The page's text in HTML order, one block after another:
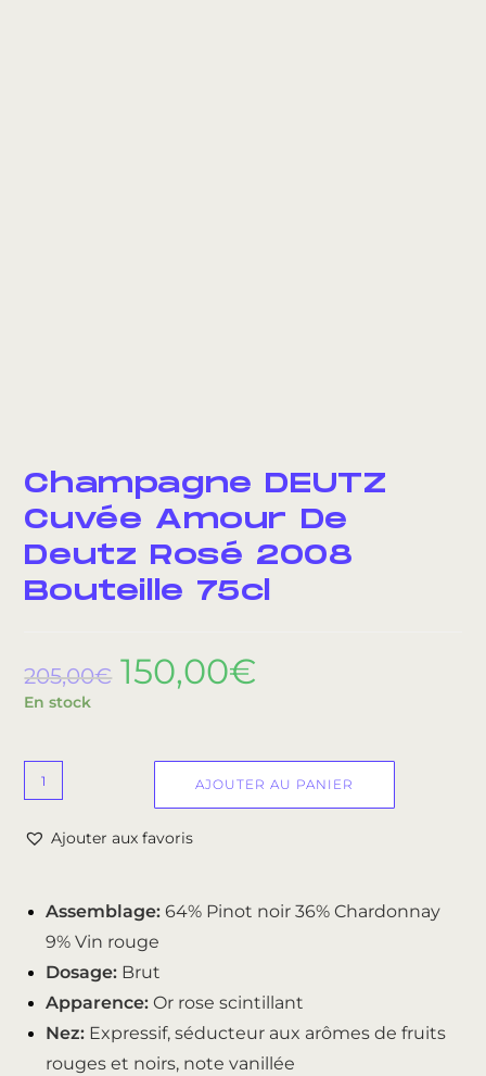
Champagne DEUTZ
Cuvée Amour De
Deutz Rosé 2008
Bouteille 75cl
205,00€ 150,00€
En stock
AJOUTER AU PANIER
Ajouter aux favoris
Assemblage:64% Pinot noir 36% Chardonnay
9% Vin rouge
Dosage: Brut
Apparence:Or rose scintillant
Nez: Expressif, séducteur aux arômes de fruits
rouges et noirs, note vanillée